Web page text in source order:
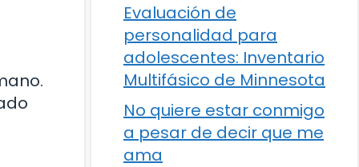
Evaluación de
personalidad para
adolescentes: Inventario
Multifásico de Minnesota
No quiere estar conmigo
a pesar de decir que me
ama